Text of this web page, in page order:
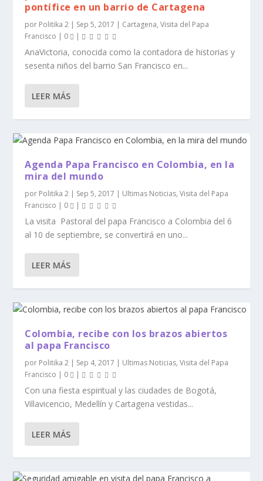
pontífice en un barrio de Cartagena
por Politika 2 | Sep 5, 2017 | Cartagena,Visita del Papa
Francisco | 0 |
AnaVictoria, conocida como la contadora de historias y
sesenta niños del barrio San Francisco en...
LEER MÁS
Agenda Papa Francisco en Colombia, en la
mira del mundo
por Politika 2 | Sep 5, 2017 | Ultimas Noticias,Visita del Papa
Francisco | 0 |
La visita Pastoral del papa Francisco a Colombia del 6
al 10 de septiembre, se convertirá en uno...
LEER MÁS
Colombia, recibe con los brazos abiertos
al papa Francisco
por Politika 2 | Sep 4, 2017 | Ultimas Noticias,Visita del Papa
Francisco | 0 |
Con una fiesta espiritual y las ciudades de Bogotá,
Villavicencio, Medellín y Cartagena vestidas...
LEER MÁS